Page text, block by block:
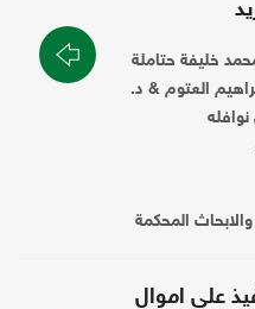
خليفة حتاملة
العتوم & د.
المحكمة
على اموال